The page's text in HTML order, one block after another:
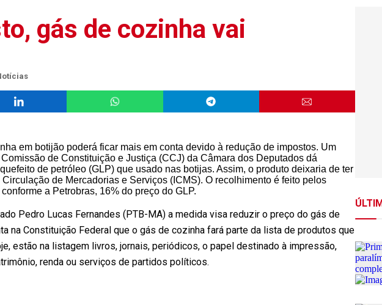
gás de cozinha vai
em botijão poderá ficar mais em conta devido à redução de impostos. Um
de Constituição e Justiça (CCJ) da Câmara dos Deputados dá
de petróleo (GLP) que usado nas botijas. Assim, o produto deixaria de ter
de Mercadorias e Serviços (ICMS). O recolhimento é feito pelos
a Petrobras, 16% do preço do GLP.
Pedro Lucas Fernandes (PTB-MA) a medida visa reduzir o preço do gás de
na Constituição Federal que o gás de cozinha fará parte da lista de produtos que
estão na listagem livros, jornais, periódicos, o papel destinado à impressão,
renda ou serviços de partidos políticos.